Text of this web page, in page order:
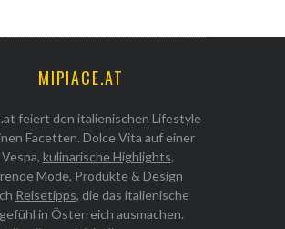
MIPIACE.AT
feiert den italienischen Lifestyle
Facetten. Dolce Vita auf einer
kulinarische Highlights,
Mode, Produkte & Design
Reisetipps, die das italienische
in Österreich ausmachen.